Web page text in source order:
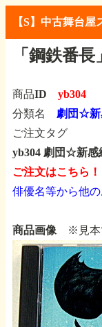
【S】中古舞台
「鋼鉄番長
商品ID yb304
分類名 劇団☆新
ご注文タグ
yb304 劇団☆新感
ご注文はこちら！
俳優名等から他
商品画像 ※見本